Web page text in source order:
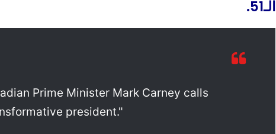
الـ51.
Prime Minister Mark Carney calls
president."